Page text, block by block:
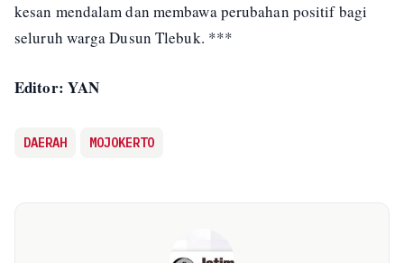
kesan mendalam dan membawa perubahan positif bagi
seluruh warga Dusun Tlebuk. ***
Editor: YAN
DAERAH MOJOKERTO